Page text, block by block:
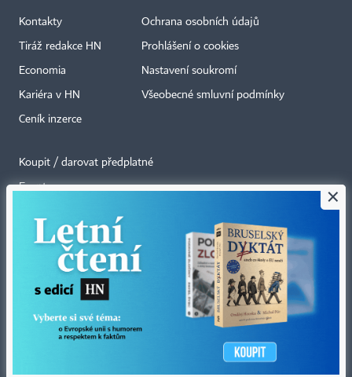
Kontakty
Tiráž redakce HN
Economia
Kariéra v HN
Ceník inzerce
Ochrana osobních údajů
Prohlášení o cookies
Nastavení soukromí
Všeobecné smluvní podmínky
Koupit / darovat předplatné
Eventy
RSS kanály
Autorská práva vykonává vydavatel. Bez písemného svolení vydavatele je
zakázáno jakékoli užití částí nebo celku díla, zejména rozmnožování a šíření
jakýmkoli způsobem, mechanickým nebo elektronickým, v českém nebo
jiném jazyce. Bez souhlasu vydavatele je zakázáno též rozmnožování
obsahu pro účely automatizované analýzy textů nebo dat
×